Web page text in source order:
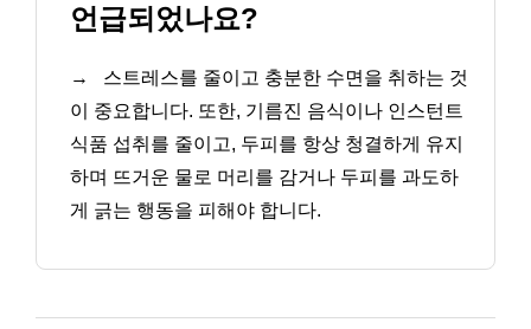
언급되었나요?
→
스트레스를 줄이고 충분한 수면을 취하는 것
이 중요합니다. 또한, 기름진 음식이나 인스턴트
식품 섭취를 줄이고, 두피를 항상 청결하게 유지
하며 뜨거운 물로 머리를 감거나 두피를 과도하
게 긁는 행동을 피해야 합니다.